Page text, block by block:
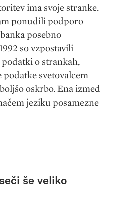
ima svoje stranke.
ponudili podporo
posebno
so vzpostavili
o strankah,
svetovalcem
oskrbo. Ena izmed
jeziku posamezne
še veliko